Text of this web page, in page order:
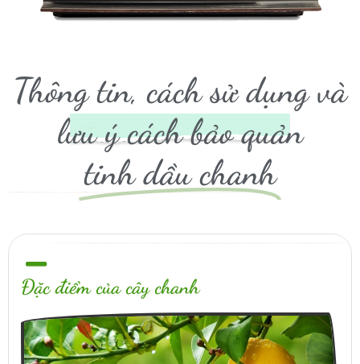
Thông tin, cách sử dụng và
lưu ý cách bảo quản
tinh dầu chanh
Đặc điểm của cây chanh